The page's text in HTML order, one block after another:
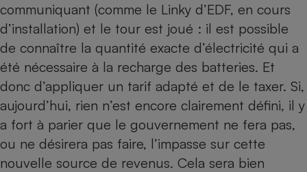
communiquant (comme le Linky d’EDF, en cours
d’installation) et le tour est joué : il est possible
de connaître la quantité exacte d’électricité qui a
été nécessaire à la recharge des batteries. Et
donc d’appliquer un tarif adapté et de le taxer. Si,
aujourd’hui, rien n’est encore clairement défini, il y
a fort à parier que le gouvernement ne fera pas,
ou ne désirera pas faire, l’impasse sur cette
nouvelle source de revenus. Cela sera bien